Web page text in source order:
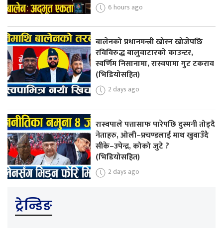
6 hours ago
बालेनको प्रधानमन्त्री खोस्न खोजेपछि
रविविरुद्ध बालुवाटारको काउन्टर,
स्वर्णिम निसानामा, रास्वपामा गुट टकराव
(भिडियोसहित)
2 days ago
रास्वपाले पत्तासाफ पारेपछि दुस्मनी तोड्दै
नेताहरु, ओली–प्रचण्डलाई माथ खुवाउँदै
सीके–उपेन्द्र, कोको जुटे ?
(भिडियोसहित)
2 days ago
ट्रेन्डिङ